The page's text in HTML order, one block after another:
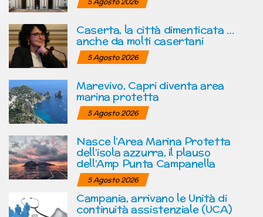
Caserta, la città dimenticata …
anche da molti casertani
5 Agosto 2026
Marevivo, Capri diventa area
marina protetta
5 Agosto 2026
Nasce l’Area Marina Protetta
dell’isola azzurra, il plauso
dell’Amp Punta Campanella
5 Agosto 2026
Campania, arrivano le Unità di
continuità assistenziale (UCA)